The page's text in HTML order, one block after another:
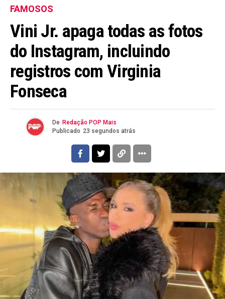
FAMOSOS
Vini Jr. apaga todas as fotos
do Instagram, incluindo
registros com Virginia
Fonseca
De Redação POP Mais
Publicado 23 segundos atrás
Flipboard
Reddit
Pinterest
Whatsapp
Email